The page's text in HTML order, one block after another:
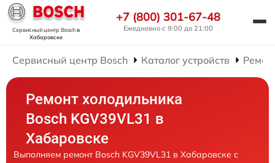
Сервисный центр Boschв
Хабаровске
+7 (800) 301-67-48
Ежедневно с 9:00 до 21:00
Сервисный центр Bosch Каталог устройств
Ремонт холодильника
Bosch KGV39VL31 в
Хабаровске
Выполняем ремонт Bosch KGV39VL31 в Хабаровске с